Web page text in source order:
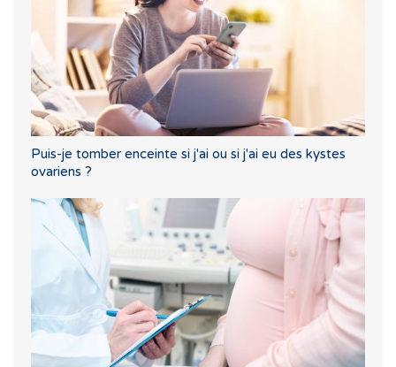
Puis-je tomber enceinte si j'ai ou si j'ai eu des kystes
ovariens ?